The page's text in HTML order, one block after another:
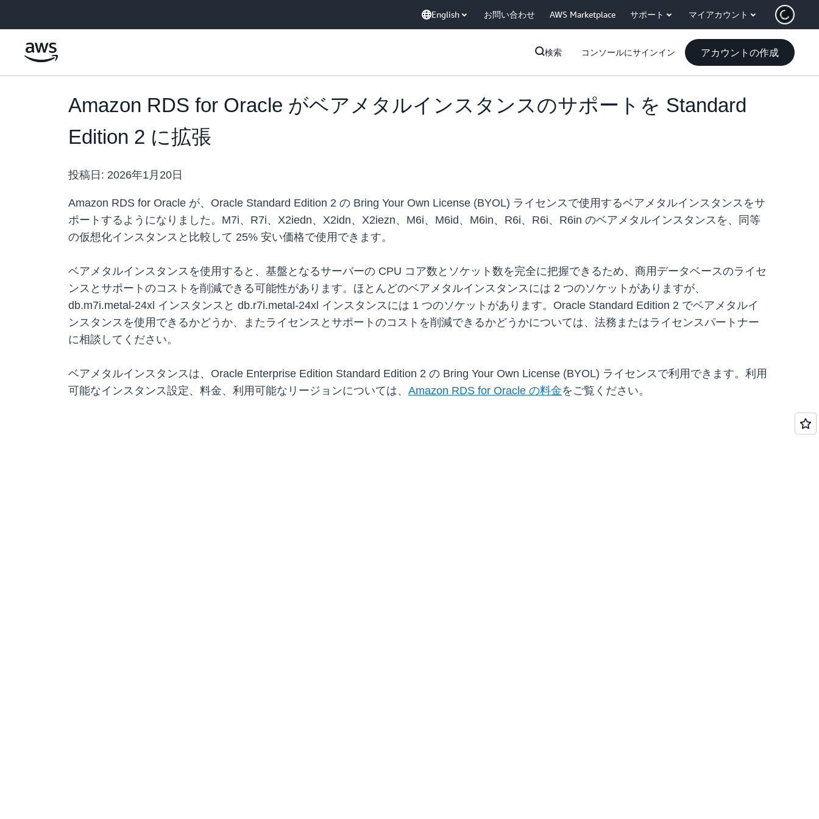
English お問い合わせ AWS Marketplace サポート マイアカウント
検索 コンソールにサインイン アカウントの作成
Amazon RDS for Oracle がベアメタルインスタンスのサポートを Standard
Edition 2 に拡張
投稿日: 2026年1月20日
Amazon RDS for Oracle が、Oracle Standard Edition 2 の Bring Your Own License (BYOL) ライセンスで使用するベアメタルインスタンスをサ
ポートするようになりました。M7i、R7i、X2iedn、X2idn、X2iezn、M6i、M6id、M6in、R6i、R6i、R6in のベアメタルインスタンスを、同等
の仮想化インスタンスと比較して 25% 安い価格で使用できます。
ベアメタルインスタンスを使用すると、基盤となるサーバーの CPU コア数とソケット数を完全に把握できるため、商用データベースのライセ
ンスとサポートのコストを削減できる可能性があります。ほとんどのベアメタルインスタンスには 2 つのソケットがありますが、
db.m7i.metal-24xl インスタンスと db.r7i.metal-24xl インスタンスには 1 つのソケットがあります。Oracle Standard Edition 2 でベアメタルイ
ンスタンスを使用できるかどうか、またライセンスとサポートのコストを削減できるかどうかについては、法務またはライセンスパートナー
に相談してください。
ベアメタルインスタンスは、Oracle Enterprise Edition Standard Edition 2 の Bring Your Own License (BYOL) ライセンスで利用できます。利用
可能なインスタンス設定、料金、利用可能なリージョンについては、 Amazon RDS for Oracle の料金をご覧ください。